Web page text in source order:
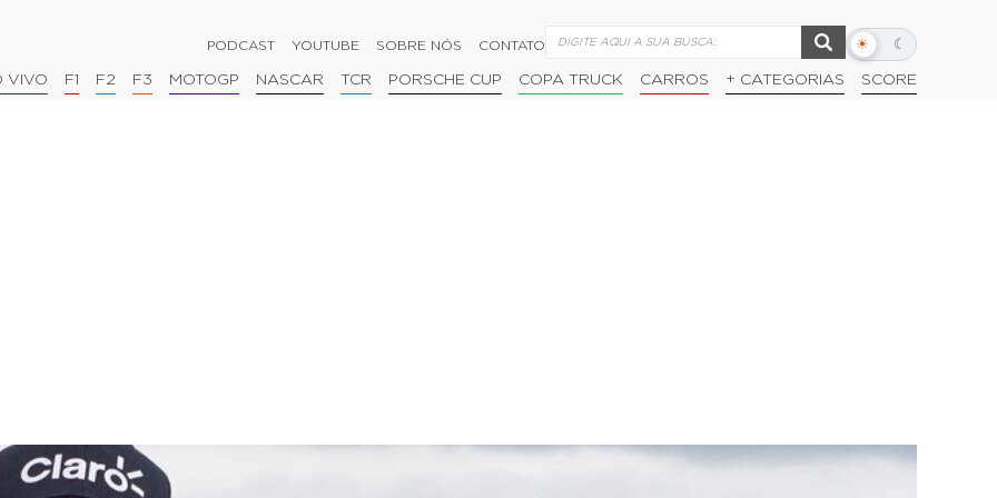
PODCAST YOUTUBE SOBRE NÓS CONTATO ☀ ☾
Alternar
escuro
VIVO F1 F2 F3 MOTOGP NASCAR TCR PORSCHE CUP COPA TRUCK CARROS + CATEGORIAS SCORE